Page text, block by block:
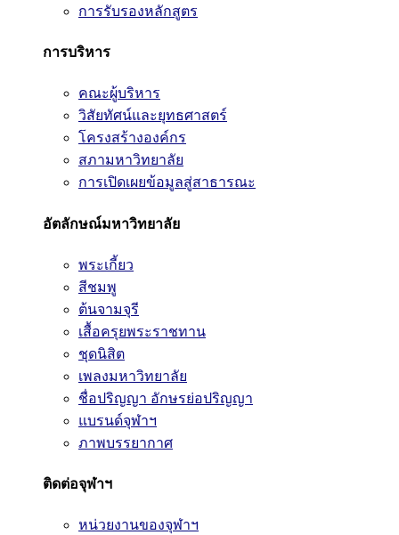
การรับรองหลักสูตร
การบริหาร
คณะผู้บริหาร
วิสัยทัศน์และยุทธศาสตร์
โครงสร้างองค์กร
สภามหาวิทยาลัย
การเปิดเผยข้อมูลสู่สาธารณะ
อัตลักษณ์มหาวิทยาลัย
พระเกี้ยว
สีชมพู
ต้นจามจุรี
เสื้อครุยพระราชทาน
ชุดนิสิต
เพลงมหาวิทยาลัย
ชื่อปริญญา อักษรย่อปริญญา
แบรนด์จุฬาฯ
ภาพบรรยากาศ
ติดต่อจุฬาฯ
หน่วยงานของจุฬาฯ